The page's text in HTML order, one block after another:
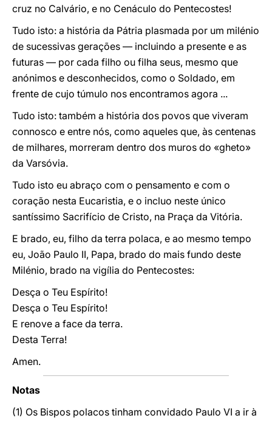
cruz no Calvário, e no Cenáculo do Pentecostes!
Tudo isto: a história da Pátria plasmada por um milénio
de sucessivas gerações — incluindo a presente e as
futuras — por cada filho ou filha seus, mesmo que
anónimos e desconhecidos, como o Soldado, em
frente de cujo túmulo nos encontramos agora ...
Tudo isto: também a história dos povos que viveram
connosco e entre nós, como aqueles que, às centenas
de milhares, morreram dentro dos muros do «gheto»
da Varsóvia.
Tudo isto eu abraço com o pensamento e com o
coração nesta Eucaristia, e o incluo neste único
santíssimo Sacrifício de Cristo, na Praça da Vitória.
E brado, eu, filho da terra polaca, e ao mesmo tempo
eu, João Paulo II, Papa, brado do mais fundo deste
Milénio, brado na vigília do Pentecostes:
Desça o Teu Espírito!
Desça o Teu Espírito!
E renove a face da terra.
Desta Terra!
Amen.
Notas
(1) Os Bispos polacos tinham convidado Paulo VI a ir à